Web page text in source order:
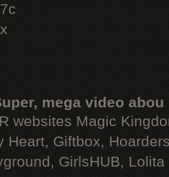
mega video abou
websites Magic
Heart, Giftbox,
GirlsHUB, Lolita